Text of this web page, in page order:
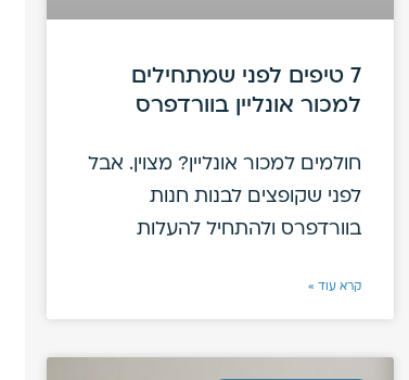
7 טיפים לפני שמתחילים
למכור אונליין בוורדפרס
חולמים למכור אונליין? מצוין. אבל
לפני שקופצים לבנות חנות
בוורדפרס ולהתחיל להעלות
קרא עוד »